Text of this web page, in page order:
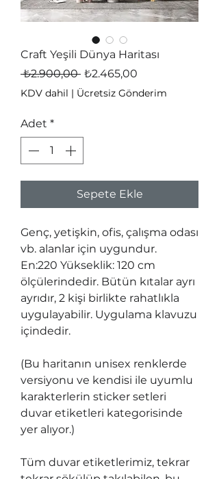
Craft Yeşili Dünya Haritası
₺2.900,00 Normal
Fiyat
₺2.465,00
Fiyat
KDV dahil | Ücretsiz Gönderim
Adet *
Sepete Ekle
Genç, yetişkin, ofis, çalışma odası
vb. alanlar için uygundur.
En:220 Yükseklik: 120 cm
ölçülerindedir. Bütün kıtalar ayrı
ayrıdır, 2 kişi birlikte rahatlıkla
uygulayabilir. Uygulama klavuzu
içindedir.
(Bu haritanın unisex renklerde
versiyonu ve kendisi ile uyumlu
karakterlerin sticker setleri
duvar etiketleri kategorisinde
yer alıyor.)
Tüm duvar etiketlerimiz, tekrar